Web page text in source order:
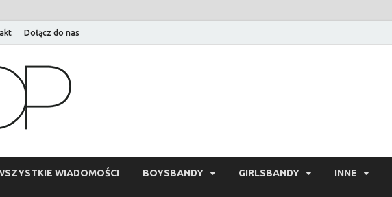
Dołącz do nas
WIADOMOŚCI BOYSBANDY GIRLSBANDY INNE